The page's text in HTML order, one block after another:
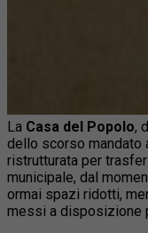
La Casa del Popolo,
dello scorso mandato
ristrutturata per
municipale, dal
ormai spazi ridotti,
messi a disposizione